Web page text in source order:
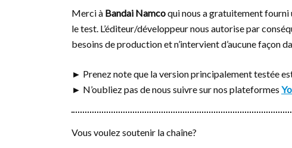
Merci à Bandai Namcoqui nous a gratuitement fourni
le test. L’éditeur/développeur nous autorise par
besoins de production et n’intervient d’aucune façon
► Prenez note que la version principalement testée
► N’oubliez pas de nous suivre sur nos plateformes
Vous voulez soutenir la chaîne?